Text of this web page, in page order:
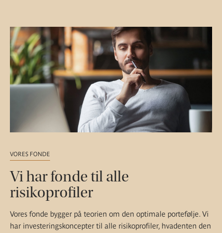
VORES FONDE
Vi har fonde til alle
risikoprofiler
Vores fonde bygger på teorien om den optimale portefølje. Vi
har investeringskoncepter til alle risikoprofiler, hvadenten den